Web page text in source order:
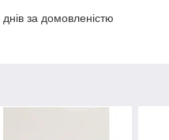
за домовленістю